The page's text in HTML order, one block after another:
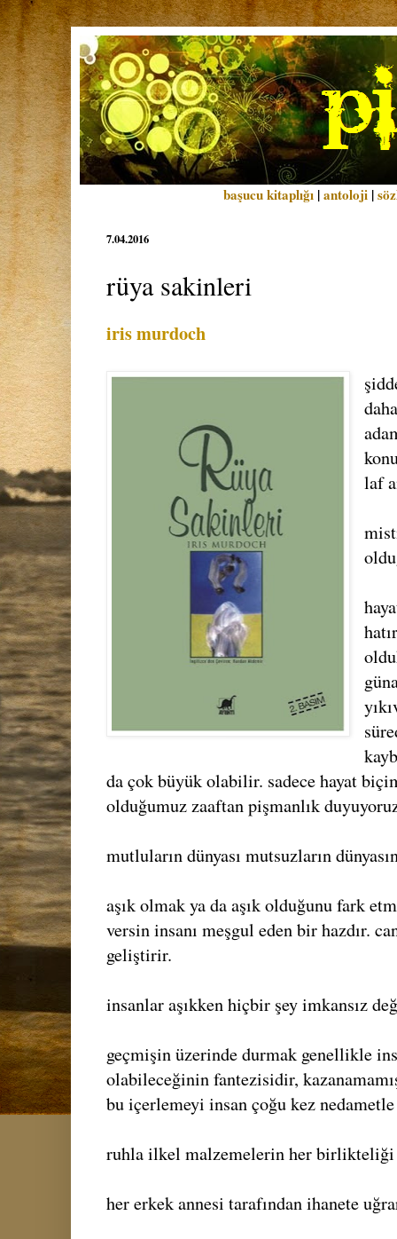
başucu kitaplığı |antoloji |
7.04.2016
rüya sakinleri
iris murdoch
laf
da çok büyük olabilir. sadece hayat
olduğumuz zaaftan pişmanlık
mutluların dünyası mutsuzların
aşık olmak ya da aşık olduğunu fark
versin insanı meşgul eden bir hazdır.
geliştirir.
insanlar aşıkken hiçbir şey imkansız
geçmişin üzerinde durmak genellikle
olabileceğinin fantezisidir,
bu içerlemeyi insan çoğu kez nedametle
ruhla ilkel malzemelerin her birlikteliği
her erkek annesi tarafından ihanete